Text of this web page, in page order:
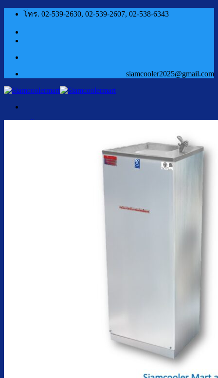
ข้าม
โทร. 02-539-2630, 02-539-2607, 02-538-6343
siamcooler2025@gmail.com
ตู้กดน้ำเย็น น้ำร้อน ถังคว่ำ
ตู้กดน้ำเย็น เจาะรูคว่ำถัง
ตู้กดน้ำเย็น น้ำร้อน สแตนเลส